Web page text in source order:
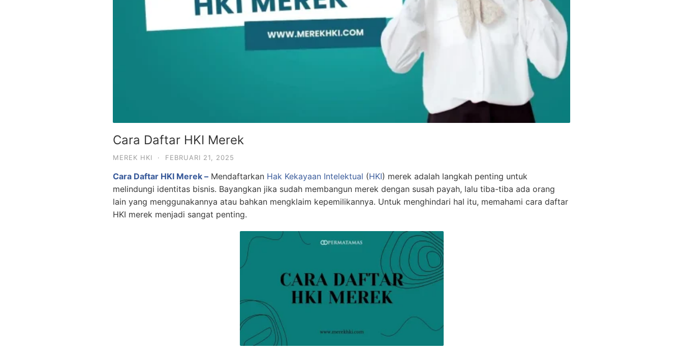
Cara Daftar HKI Merek
MEREK HKI · FEBRUARI 21, 2025
Cara Daftar HKI Merek – Mendaftarkan Hak Kekayaan Intelektual (HKI) merek adalah langkah penting untuk
melindungi identitas bisnis. Bayangkan jika sudah membangun merek dengan susah payah, lalu tiba-tiba ada orang
lain yang menggunakannya atau bahkan mengklaim kepemilikannya. Untuk menghindari hal itu, memahami cara daftar
HKI merek menjadi sangat penting.